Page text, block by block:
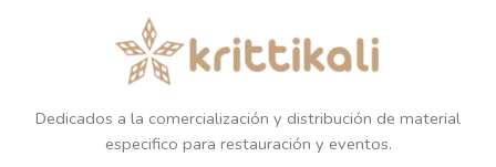
Dedicados a la comercialización y distribución de material
especifico para restauración y eventos.